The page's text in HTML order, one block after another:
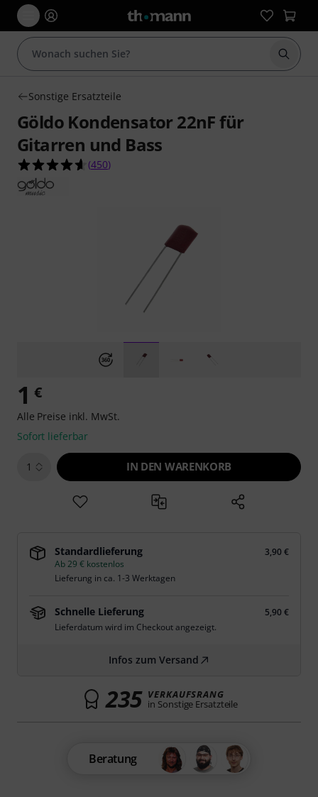
Suche
Sonstige Ersatzteile
Göldo Kondensator 22nF für
Gitarren und Bass
4.6 von 5 Sternen aus 450 Kundenbewertungen
(450)
1 €
Alle Preise inkl. MwSt.
Sofort lieferbar
1 IN DEN WARENKORB
Standardlieferung
3,90 €
Ab 29 € kostenlos
Lieferung in ca. 1-3 Werktagen
Schnelle Lieferung
5,90 €
Lieferdatum wird im Checkout angezeigt.
Infos zum Versand
235 VERKAUFSRANG
in Sonstige Ersatzteile
Beratung